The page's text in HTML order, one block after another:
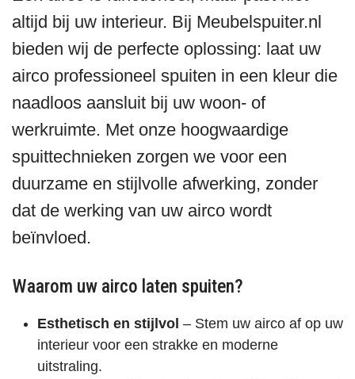
altijd bij uw interieur. Bij Meubelspuiter.nl
bieden wij de perfecte oplossing: laat uw
airco professioneel spuiten in een kleur die
naadloos aansluit bij uw woon- of
werkruimte. Met onze hoogwaardige
spuittechnieken zorgen we voor een
duurzame en stijlvolle afwerking, zonder
dat de werking van uw airco wordt
beïnvloed.
Waarom uw airco laten spuiten?
Esthetisch en stijlvol – Stem uw airco af op uw
interieur voor een strakke en moderne
uitstraling.